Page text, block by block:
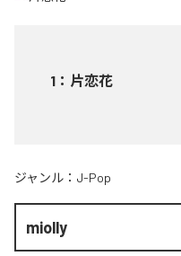
1 ： 片恋花
ジャンル： J-Pop
miolly